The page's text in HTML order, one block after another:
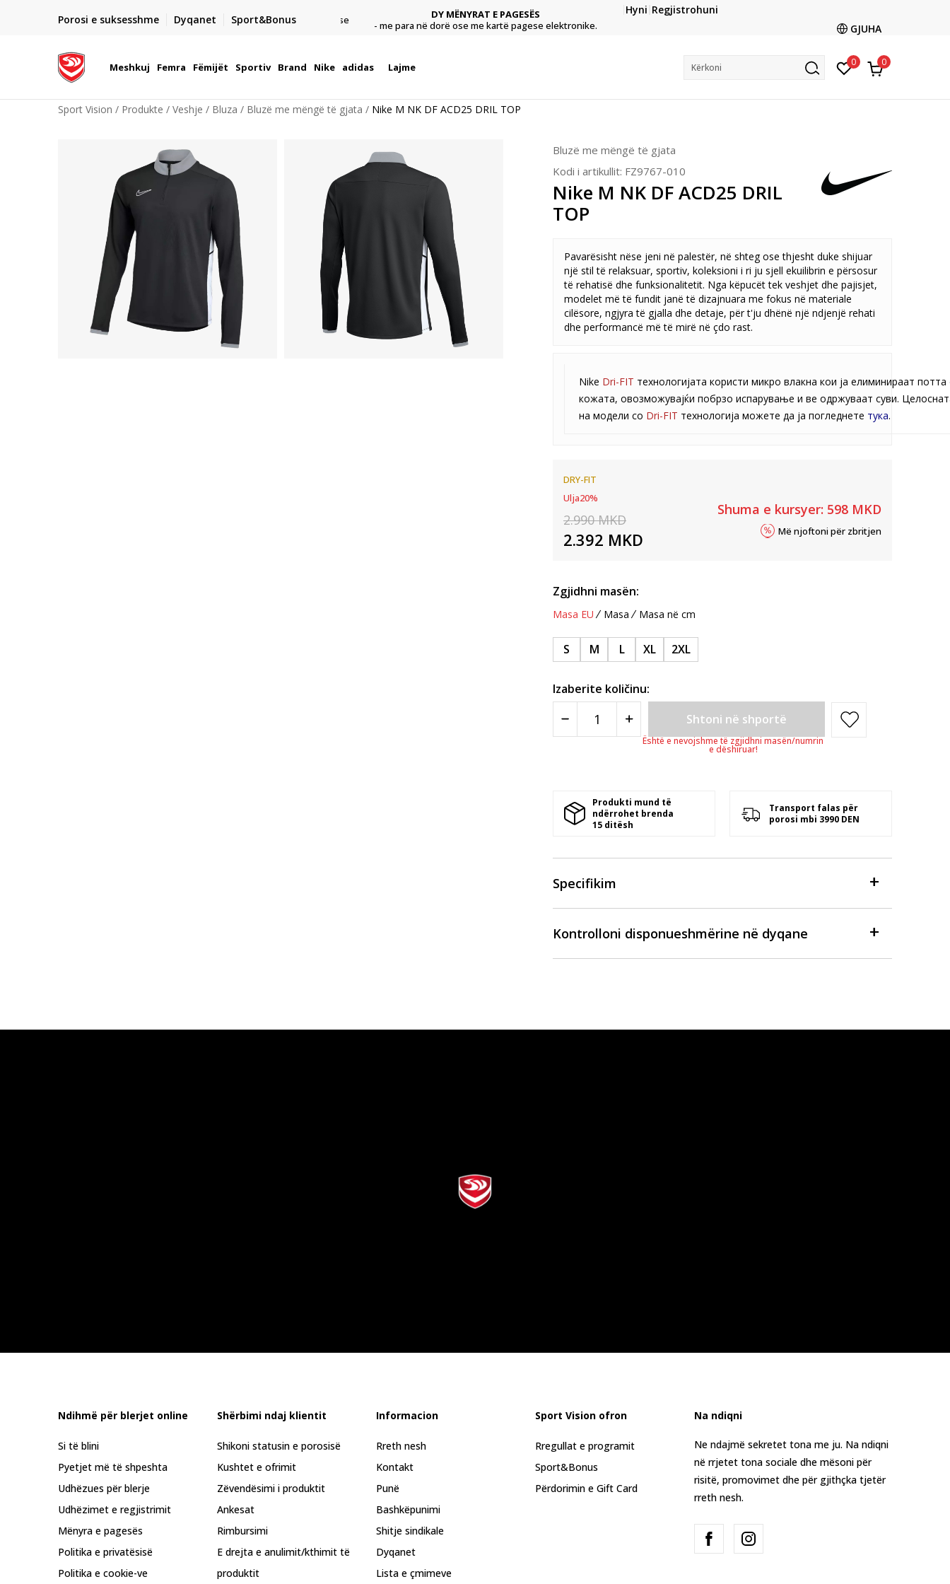
Porosi e suksesshme Dyqanet Sport&Bonus
- për të gjitha porositë me para në dorë ose me kartë pagese
DY MËNYRAT E PAGESËS
- me para në dorë ose me kartë pagese elektronike.
CLICK & COLLECT
Paguani me kartë online dhe bëni tërheqjen në dyqanin që ju
Hyni Regjistrohuni
GJUHA
Meshkuj Femra Fëmijët Sportiv Brand Nike adidas Lajme Kërkoni 0 0
Sport Vision Produkte Veshje Bluza Bluzë me mëngë të gjata Nike M NK DF ACD25 DRIL TOP
Bluzë me mëngë të gjata
Kodi i artikullit: FZ9767-010
Nike M NK DF ACD25 DRIL
TOP
Pavarësisht nëse jeni në palestër, në shteg ose thjesht duke shijuar
një stil të relaksuar, sportiv, koleksioni i ri ju sjell ekuilibrin e përsosur
të rehatisë dhe funksionalitetit. Nga këpucët tek veshjet dhe pajisjet,
modelet më të fundit janë të dizajnuara me fokus në materiale
cilësore, ngjyra të gjalla dhe detaje, për t'ju dhënë një ndjenjë rehati
dhe performancë më të mirë në çdo rast.
Nike Dri-FIT технологијата користи микро влакна кои ја елиминираат потта
кожата, овозможувајќи побрзо испарување и ве одржуваат суви.
на модели со Dri-FIT технологија можете да ја погледнете тука.
DRY-FIT
Ulja20%
2.990 MKD
2.392 MKD
Shuma e kursyer: 598 MKD
Më njoftoni për zbritjen
Zgjidhni masën:
Masa EU Masa Masa në cm
S M L XL 2XL
Izaberite količinu:
Shtoni në shportë
Është e nevojshme të zgjidhni masën/numrin
e dëshiruar!
Produkti mund të
ndërrohet brenda
15 ditësh
Transport falas për
porosi mbi 3990 DEN
Specifikim
Kontrolloni disponueshmërine në dyqane
Ndihmë për blerjet online
Si të blini
Pyetjet më të shpeshta
Udhëzues për blerje
Udhëzimet e regjistrimit
Mënyra e pagesës
Politika e privatësisë
Politika e cookie-ve
Shërbimi ndaj klientit
Shikoni statusin e porosisë
Kushtet e ofrimit
Zëvendësimi i produktit
Ankesat
Rimbursimi
E drejta e anulimit/kthimit të
produktit
Informacion
Rreth nesh
Kontakt
Punë
Bashkëpunimi
Shitje sindikale
Dyqanet
Lista e çmimeve
Sport Vision ofron
Rregullat e programit
Sport&Bonus
Përdorimin e Gift Card
Na ndiqni
Ne ndajmë sekretet tona me ju. Na ndiqni
në rrjetet tona sociale dhe mësoni për
risitë, promovimet dhe për gjithçka tjetër
rreth nesh.